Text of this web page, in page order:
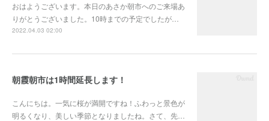
おはようございます。本日のあさか朝市へのご来場あ
りがとうございました。10時までの予定でしたが…
2022.04.03 02:00
朝霞朝市は1時間延長します！
こんにちは。一気に桜が満開ですね！ふわっと景色が
明るくなり、美しい季節となりましたね。さて、先…